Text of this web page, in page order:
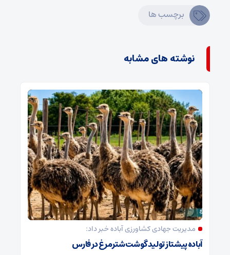
برچسب ها
نوشته های مشابه
مدیریت جهادی کشاورزی آباده خبر داد:
آباده پیشتاز تولید گوشت شترمرغ در فارس